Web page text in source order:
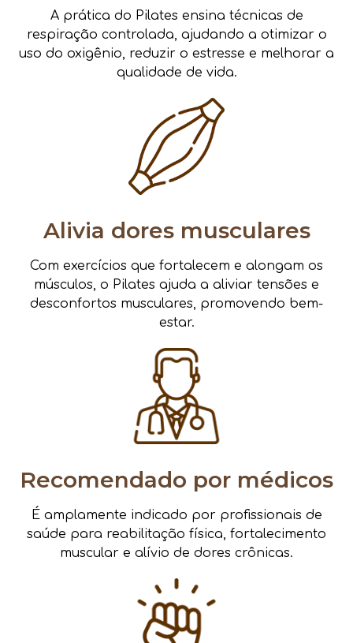
A prática do Pilates ensina técnicas de
respiração controlada, ajudando a otimizar o
uso do oxigênio, reduzir o estresse e melhorar a
qualidade de vida.
Alivia dores musculares
Com exercícios que fortalecem e alongam os
músculos, o Pilates ajuda a aliviar tensões e
desconfortos musculares, promovendo bem-
estar.
Recomendado por médicos
É amplamente indicado por profissionais de
saúde para reabilitação física, fortalecimento
muscular e alívio de dores crônicas.